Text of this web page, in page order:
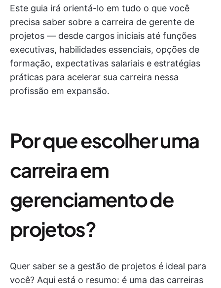
Este guia irá orientá-lo em tudo o que você
precisa saber sobre a carreira de gerente de
projetos — desde cargos iniciais até funções
executivas, habilidades essenciais, opções de
formação, expectativas salariais e estratégias
práticas para acelerar sua carreira nessa
profissão em expansão.
Por que escolher uma
carreira em
gerenciamento de
projetos?
Quer saber se a gestão de projetos é ideal para
você? Aqui está o resumo: é uma das carreiras